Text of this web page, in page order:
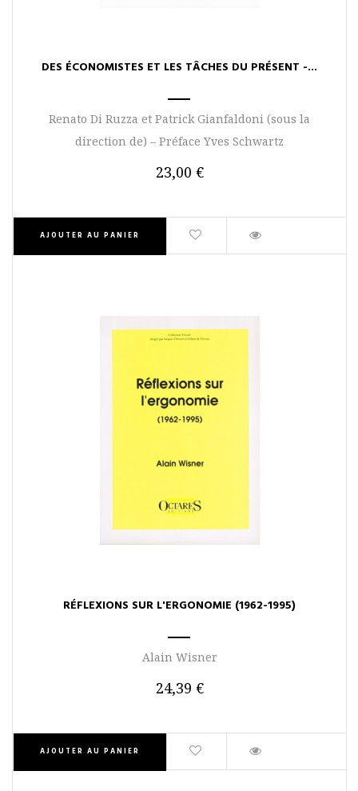
AJOUTER AU PANIER
DES ÉCONOMISTES ET LES TÂCHES DU PRÉSENT -...
Renato Di Ruzza et Patrick Gianfaldoni (sous la
direction de) – Préface Yves Schwartz
23,00 €
AJOUTER AU PANIER
RÉFLEXIONS SUR L'ERGONOMIE (1962-1995)
Alain Wisner
24,39 €